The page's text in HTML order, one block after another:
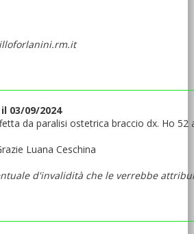
03/09/2024
da paralisi ostetrica braccio dx. Ho
Luana Ceschina
d'invalidità che le verrebbe